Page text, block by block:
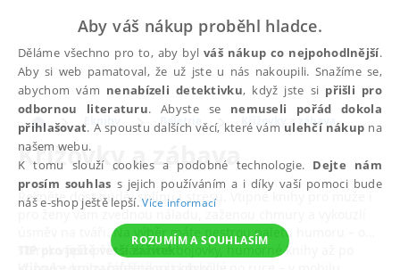
Eknihy Beletrie Křížovky a zábava
Křížovky a zábava
Řekněte dost nudě, splínu i stresu. Vtipné knihy pro muže i
pro ženy vám zvednou náladu, zaženou chmury a vykouzlí
úsměv na tváři. Na výběr máte pestrou paletu humoru – od
sbírek vtipů přes zábavné bojovky, humorné knihy až po
TIP pro ještě větší zážitek
Aby váš nákup proběhl hladce.
Děláme všechno pro to, aby bylváš nákup co nejpohodlnější.
Aby si web pamatoval, že už jste u nás nakoupili. Snažíme se,
abychom vám nenabízeli detektivku, když jste si přišli pro
odbornou literaturu. Abyste se nemuseli pořád dokola
přihlašovat. A spoustu dalších věcí, které vám ulehčí nákup na
našem webu.
K tomu slouží cookies a podobné technologie. Dejte nám
prosím souhlas s jejich používáním a i díky vaší pomoci bude
náš e-shop ještě lepší.Více informací
ROZUMÍM A SOUHLASÍM